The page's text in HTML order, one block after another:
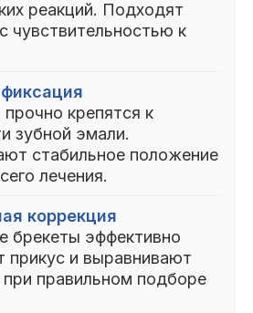
реакций. Подходят
чувствительностью к
крепятся к
зубной эмали.
стабильное положение
лечения.
коррекция
брекеты эффективно
прикус и выравнивают
правильном подборе